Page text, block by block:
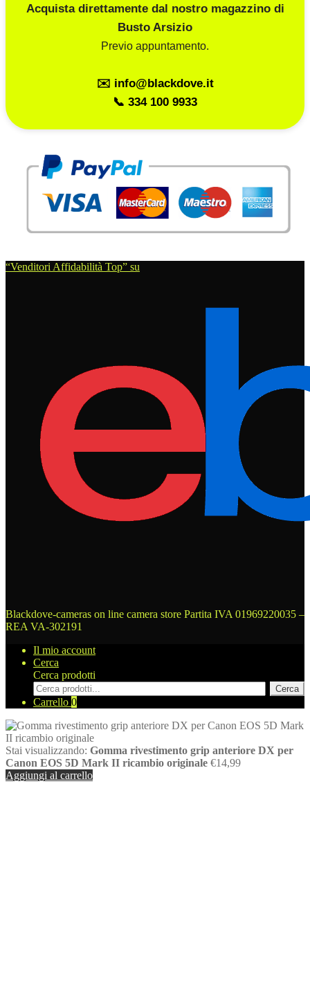
Acquista direttamente dal nostro magazzino di
Busto Arsizio
Previo appuntamento.
✉️ info@blackdove.it
📞 334 100 9933
“Venditori Affidabilità Top” su
Blackdove-cameras on line camera store Partita IVA 01969220035 –
REA VA-302191
Il mio account
Cerca
Cerca prodotti
Cerca
Carrello 0
Stai visualizzando: Gomma rivestimento grip anteriore DX per
Canon EOS 5D Mark II ricambio originale €14,99
Aggiungi al carrello